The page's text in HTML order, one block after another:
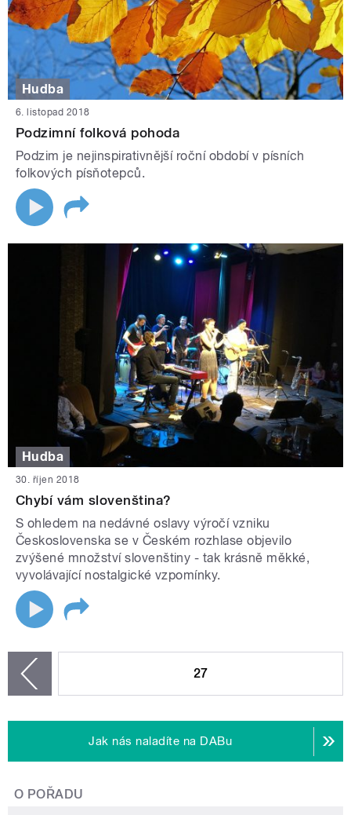
Hudba
6. listopad 2018
Podzimní folková pohoda
Podzim je nejinspirativnější roční období v písních
folkových písňotepců.
Hudba
30. říjen 2018
Chybí vám slovenština?
S ohledem na nedávné oslavy výročí vzniku
Československa se v Českém rozhlase objevilo
zvýšené množství slovenštiny - tak krásně měkké,
vyvolávající nostalgické vzpomínky.
27
Jak nás naladíte na DABu
O POŘADU